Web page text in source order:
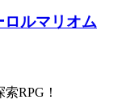
ロルマリオム
RPG！